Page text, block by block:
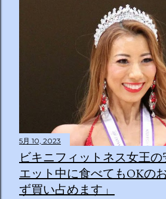
5月 10, 2023
ビキニフィットネス女王
エット中に食べてもOKの
ず買い占めます」